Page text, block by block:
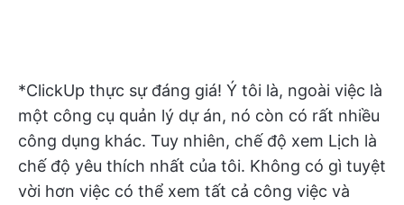
*ClickUp thực sự đáng giá! Ý tôi là, ngoài việc là
một công cụ quản lý dự án, nó còn có rất nhiều
công dụng khác. Tuy nhiên, chế độ xem Lịch là
chế độ yêu thích nhất của tôi. Không có gì tuyệt
vời hơn việc có thể xem tất cả công việc và